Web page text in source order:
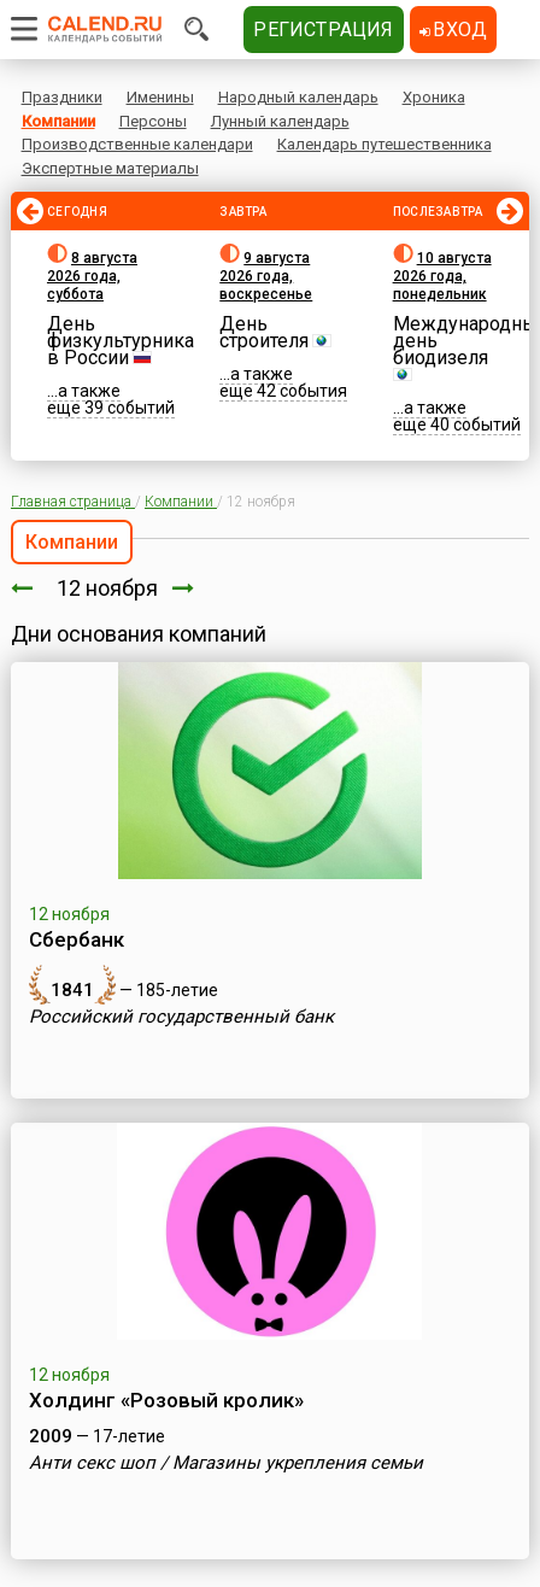
Праздники Именины Народный календарь
Хроника
Компании
Персоны
Лунный календарь
Производственные календари
Календарь путешественника
Экспертные материалы
СЕГОДНЯ
8 августа
2026 года,
суббота
День
физкультурника
в России
...а также
еще 39 событий
ЗАВТРА
9 августа
2026 года,
воскресенье
День
строителя
...а также
еще 42 события
ПОСЛЕЗАВТРА
10 августа
2026 года,
понедельник
день
биодизеля
...а также
еще 40 событий
Главная страница / Компании / 12 ноября
Компании
12 ноября
Дни основания компаний
12 ноября
Сбербанк
1841 — 185-летие
Российский государственный банк
12 ноября
Холдинг «Розовый кролик»
2009 — 17-летие
Анти секс шоп / Магазины укрепления семьи
РЕГИСТРАЦИЯ ВХОД